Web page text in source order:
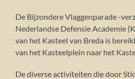
De Bijzondere Vlaggenparade -
Nederlandse Defensie Academie
van het Kasteel van Breda is
van het Kasteelplein naar het
De diverse activiteiten die door